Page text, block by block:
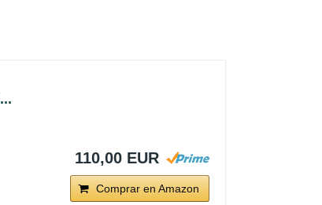
110,00 EUR
Comprar en Amazon